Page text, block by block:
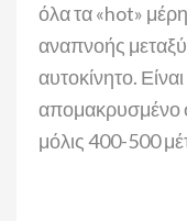
όλα τα «hot»
αναπνοής μεταξύ
αυτοκίνητο.
απομακρυσμένο
μόλις 400-500